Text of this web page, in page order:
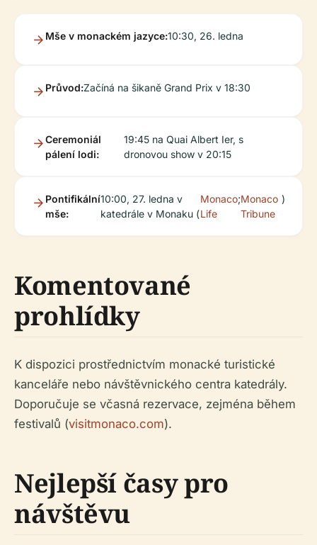
Mše v monackém jazyce:10:30, 26. ledna
Průvod:Začíná na šikaně Grand Prix v 18:30
Ceremoniál
pálení lodi:
19:45 na Quai Albert Ier, s
dronovou show v 20:15
Pontifikální
mše:
10:00, 27. ledna v
katedrále v Monaku (
Monaco
Life
;Monaco
Tribune
)
Komentované
prohlídky
K dispozici prostřednictvím monacké turistické
kanceláře nebo návštěvnického centra katedrály.
Doporučuje se včasná rezervace, zejména během
festivalů (visitmonaco.com).
Nejlepší časy pro
návštěvu